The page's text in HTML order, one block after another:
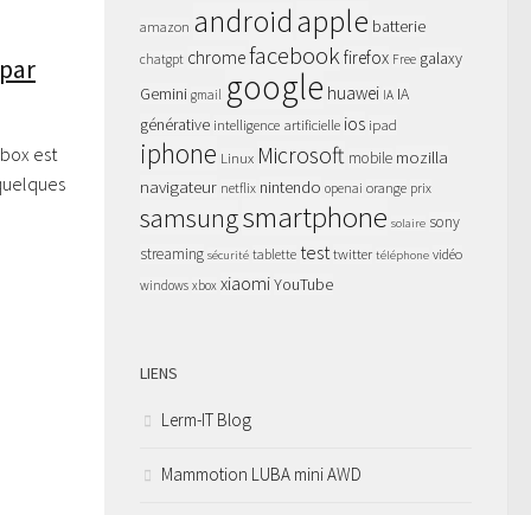
est
amazon androidapple batterie
chatgpt chromefacebookfirefox Free galaxy
Gemini gmail google huawei IA IA
générative intelligence artificielle ios ipad
iphone Linux Microsoft mobile mozilla
navigateur netflix nintendo openai orange prix
samsungsmartphone solaire sony
streaming sécurité tablette testtwitter téléphone vidéo
windows xbox xiaomiYouTube
LIENS
Lerm-IT Blog
Mammotion LUBA mini AWD